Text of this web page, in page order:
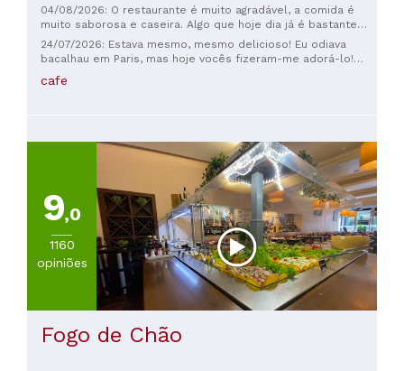
04/08/2026: O restaurante é muito agradável, a comida é
muito saborosa e caseira. Algo que hoje dia já é bastante
raro encontrar. Tudo é feito na hora muito fresquinho. O
STAFF é do melhor que já vi nos últimos anos. Extremamente
prestável, atencioso e profissional. Será sem dúvida uma
experiência a repetir.
24/07/2026: Estava mesmo, mesmo delicioso! Eu odiava
bacalhau em Paris, mas hoje vocês fizeram-me adorá-lo!
restaurante continue a viver e a prosperar até uma quarta
cafe
9,0
1160
opiniões
Fogo de Chão